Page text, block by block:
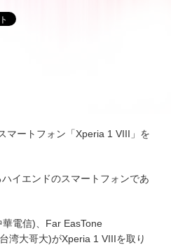
マートフォン「Xperia 1 VIII」を
イエンドのスマートフォンであ
電信)、Far EasTone
湾大哥大)がXperia 1 VIIIを取り